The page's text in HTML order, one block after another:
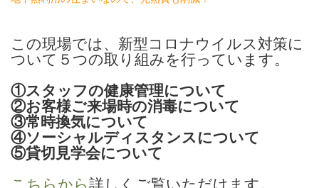
この現場では、新型コロナウイルス対策に
ついて５つの取り組みを行っています。
①スタッフの健康管理について
②お客様ご来場時の消毒について
③常時換気について
④ソーシャルディスタンスについて
⑤貸切見学会について
こちらから詳しくご覧いただけます。